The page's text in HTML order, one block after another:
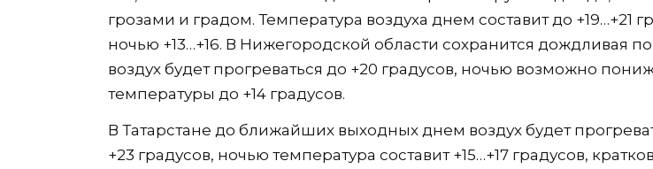
грозами и градом. Температура воздуха днем составит до +19…+21
ночью +13…+16. В Нижегородской области сохранится дождливая
воздух будет прогреваться до +20 градусов, ночью возможно
температуры до +14 градусов.
В Татарстане до ближайших выходных днем воздух будет
+23 градусов, ночью температура составит +15…+17 градусов,